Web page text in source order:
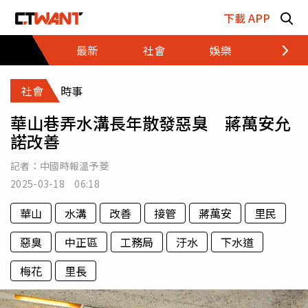
下載 APP
最新
社會 娛樂 財經
社會 時事
華山巷弄水溝長年散發惡臭 蔣萬安允
諾改善
記者： 中國時報温予菱
2025-03-18 06:18
華山 水溝 改善 接管 蔣萬安
里民
惡臭
中正區 工務局 汙水
下水道
梅花
里長